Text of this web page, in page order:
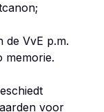
de VvE p.m.
memorie.
voor